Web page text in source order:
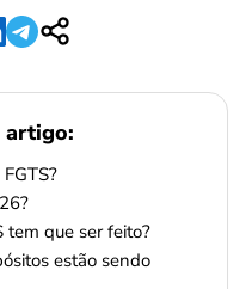
artigo:
tem que ser feito?
estão sendo